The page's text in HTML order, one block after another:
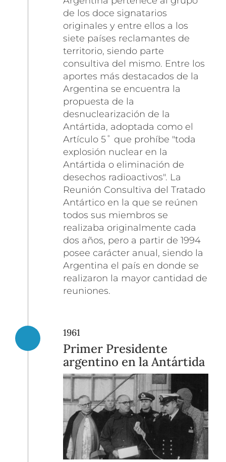
de los doce signatarios
originales y entre ellos a los
siete países reclamantes de
territorio, siendo parte
consultiva del mismo. Entre los
aportes más destacados de la
Argentina se encuentra la
propuesta de la
desnuclearización de la
Antártida, adoptada como el
Artículo 5˚ que prohíbe "toda
explosión nuclear en la
Antártida o eliminación de
desechos radioactivos". La
Reunión Consultiva del Tratado
Antártico en la que se reúnen
todos sus miembros se
realizaba originalmente cada
dos años, pero a partir de 1994
posee carácter anual, siendo la
Argentina el país en donde se
realizaron la mayor cantidad de
reuniones.
1961
Primer Presidente
argentino en la Antártida